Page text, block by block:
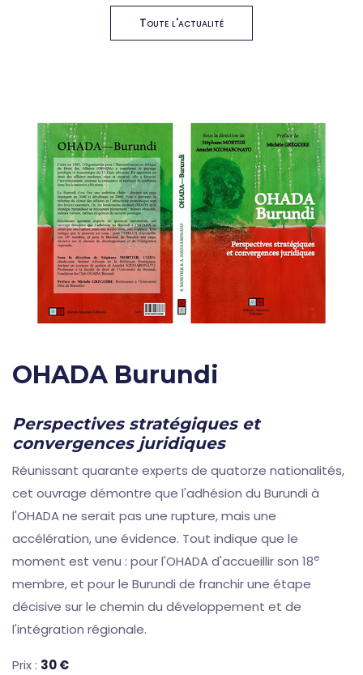
Toute l'actualité
OHADA Burundi
Perspectives stratégiques et
convergences juridiques
Réunissant quarante experts de quatorze nationalités,
cet ouvrage démontre que l'adhésion du Burundi à
l'OHADA ne serait pas une rupture, mais une
accélération, une évidence. Tout indique que le
moment est venu : pour l'OHADA d'accueillir son 18e
membre, et pour le Burundi de franchir une étape
décisive sur le chemin du développement et de
l'intégration régionale.
Prix : 30 €